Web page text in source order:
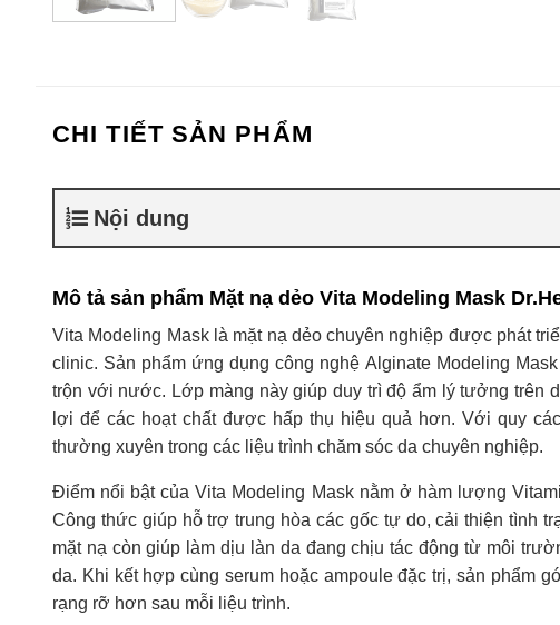
CHI TIẾT SẢN PHẨM
Nội dung
Mô tả sản phẩm Mặt nạ dẻo Vita Modeling Mask
Vita Modeling Mask là mặt nạ dẻo chuyên nghiệp được phát
clinic. Sản phẩm ứng dụng công nghệ Alginate Modeling
trộn với nước. Lớp màng này giúp duy trì độ ẩm lý tưởng trên
lợi để các hoạt chất được hấp thụ hiệu quả hơn. Với quy
thường xuyên trong các liệu trình chăm sóc da chuyên nghiệp.
Điểm nổi bật của Vita Modeling Mask nằm ở hàm lượng
Công thức giúp hỗ trợ trung hòa các gốc tự do, cải thiện tình
mặt nạ còn giúp làm dịu làn da đang chịu tác động từ môi
da. Khi kết hợp cùng serum hoặc ampoule đặc trị, sản phẩm
rạng rỡ hơn sau mỗi liệu trình.